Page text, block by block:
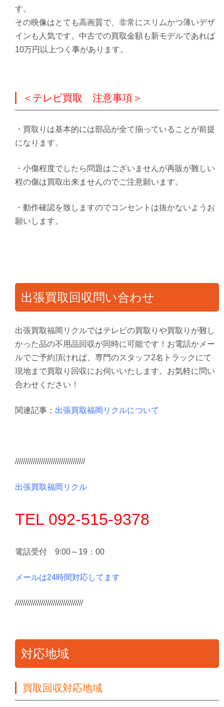
す。
その映像はとても高画質で、非常にスリムかつ薄いデザ
インも人気です。中古での買取金額も新モデルであれば
10万円以上つく事があります。
＜テレビ買取 注意事項＞
・買取りは基本的には部品が全て揃っていることが前提
になります。
・小傷程度でしたら問題はございませんが再販が難しい
程の傷は買取出来ませんのでご注意願います。
・動作確認を致しますのでコンセントは抜かないようお
願いします。
出張買取回収問い合わせ
出張買取福岡リクルではテレビの買取りや買取りが難し
かった品の不用品回収が同時に可能です！お電話かメー
ルでご予約頂ければ、専門のスタッフ2名トラックにて
現地まで買取り回収にお伺いいたします。お気軽に問い
合わせください！
関連記事： 出張買取福岡リクルについて
///////////////////////////////////
出張買取福岡リクル
TEL 092-515-9378
電話受付 9:00～19：00
メールは24時間対応してます
//////////////////////////////////
対応地域
買取回収対応地域